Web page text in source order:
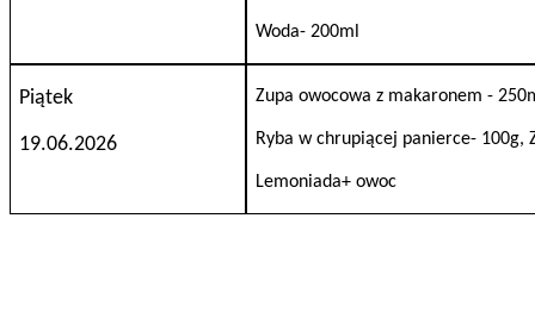
Woda- 200ml
Piątek
19.06.2026
Zupa owocowa z makaronem -
Ryba w chrupiącej panierce- 100g,
Lemoniada+ owoc